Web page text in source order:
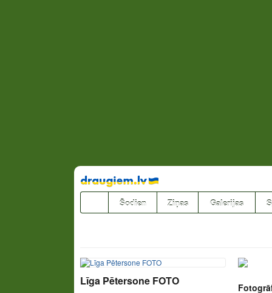
Pāriet
uz
saturu
Šodien Ziņas Galerijas
Līga Pētersone FOTO